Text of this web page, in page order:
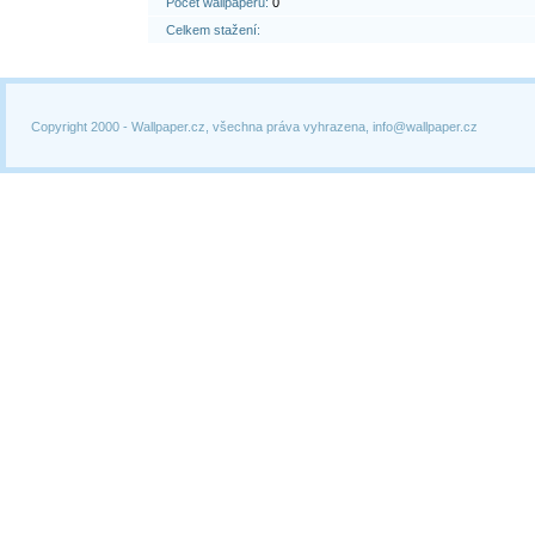
Celkem stažení:
Copyright 2000 - Wallpaper.cz, všechna práva vyhrazena, info@wallpaper.cz